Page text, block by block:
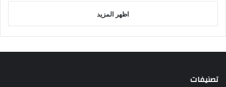
اظهر المزيد
تصنيفات